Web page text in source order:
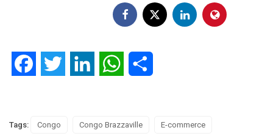
FacebookTwitter LinkedIn WhatsApp
Tags: Congo Congo Brazzaville E-commerce